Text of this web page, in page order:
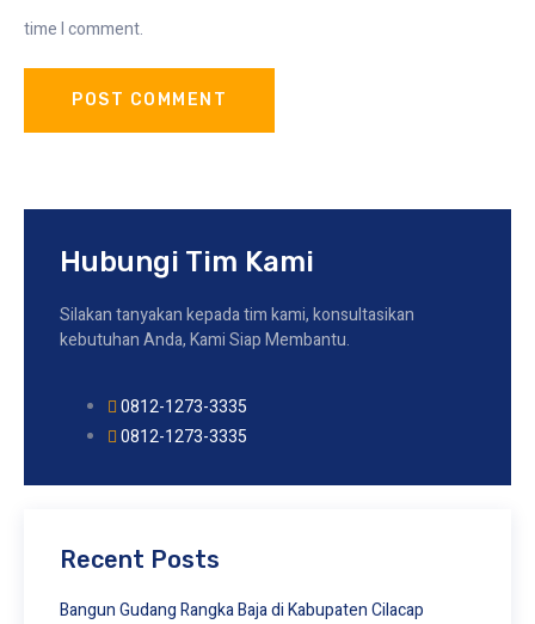
time I comment.
Hubungi Tim Kami
Silakan tanyakan kepada tim kami, konsultasikan
kebutuhan Anda, Kami Siap Membantu.
0812-1273-3335
0812-1273-3335
Recent Posts
Bangun Gudang Rangka Baja di Kabupaten Cilacap